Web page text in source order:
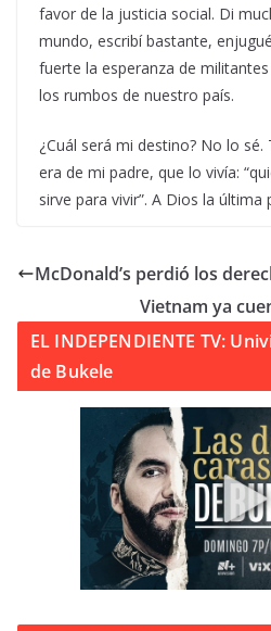
favor de la justicia social. Di
mundo, escribí bastante,
fuerte la esperanza de
los rumbos de nuestro país.
¿Cuál será mi destino? No lo
era de mi padre, que lo vivía:
sirve para vivir”. A Dios la última
McDonald’s perdió los
Vietnam ya
EL INDEPENDIENTE TV:
de Bukele